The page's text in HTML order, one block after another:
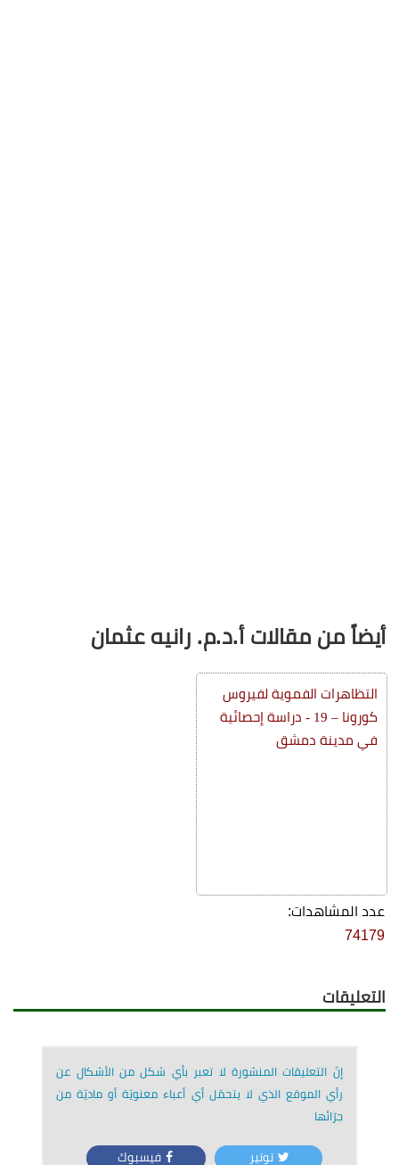
أيضاً من مقالات أ.د.م. رانيه عثمان
التظاهرات الفموية لفيروس
كورونا – 19 - دراسة إحصائية
في مدينة دمشق
عدد المشاهدات:
74179
التعليقات
إنّ التعليقات المنشورة لا تعبر بأي شكل من الأشكال عن
رأي الموقع الذي لا يتحمّل أي أعباء معنويّة أو ماديّة من
جرّائها
توتير فيسبوك